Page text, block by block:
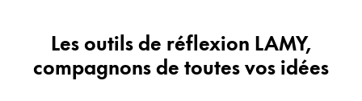
Pour Android
LAMY
Stories
Les outils de réflexion LAMY,
compagnons de toutes vos idées